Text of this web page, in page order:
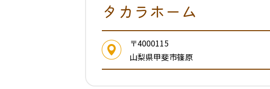
タカラホーム
〒4000115
山梨県甲斐市篠原